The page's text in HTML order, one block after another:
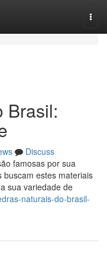
Brasil:
Discuss
famosas por sua
buscam estes materiais
sua variedade de
naturais-do-brasil-